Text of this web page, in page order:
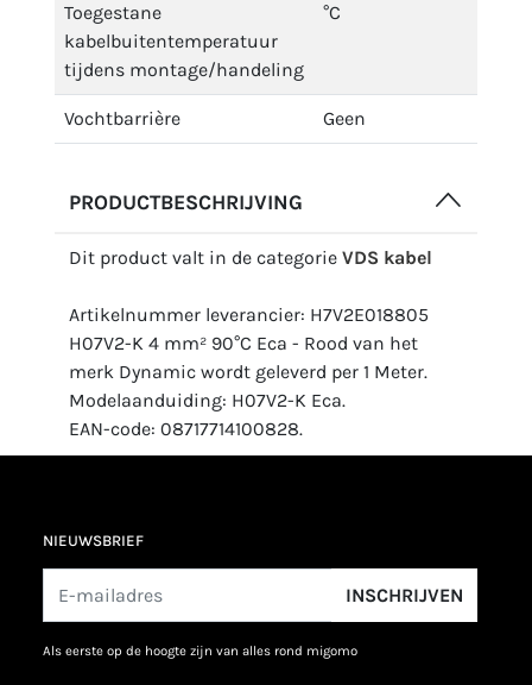
Toegestane
kabelbuitentemperatuur
tijdens montage/handeling
°C
Vochtbarrière Geen
PRODUCTBESCHRIJVING
Dit product valt in de categorie VDS kabel
Artikelnummer leverancier: H7V2E018805
H07V2-K 4 mm² 90°C Eca - Rood van het
merk Dynamic wordt geleverd per 1 Meter.
Modelaanduiding: H07V2-K Eca.
EAN-code: 08717714100828.
NIEUWSBRIEF
INSCHRIJVEN
als eerste op de hoogte zijn van alles rond migomo